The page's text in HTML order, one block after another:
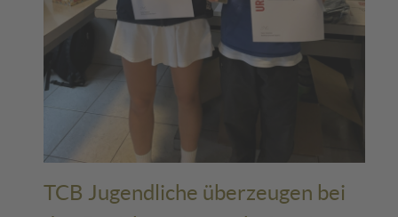
TCB Jugendliche überzeugen bei